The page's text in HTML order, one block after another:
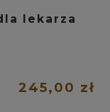
lekarza
245,00 zł